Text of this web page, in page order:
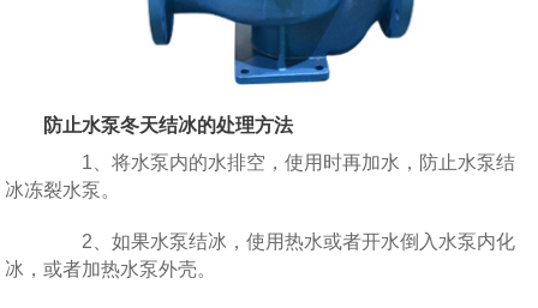
防止水泵冬天结冰的处理方法
1、将水泵内的水排空，使用时再加水，防止水泵结
冰冻裂水泵。
2、如果水泵结冰，使用热水或者开水倒入水泵内化
冰，或者加热水泵外壳。